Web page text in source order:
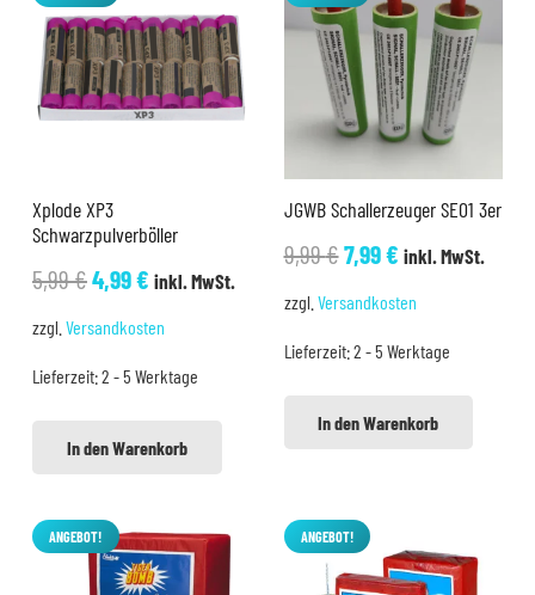
Xplode XP3
Schwarzpulverböller
5,99€Ursprünglicher
5,99 €
4,99€Aktueller
4,99 €.
inkl. MwSt.
zzgl. Versandkosten
Lieferzeit:2 - 5 Werktage
In den Warenkorb
JGWB Schallerzeuger SE01 3er
9,99€Ursprünglicher
9,99 €
7,99€Aktueller
7,99 €.
inkl. MwSt.
zzgl. Versandkosten
Lieferzeit:2 - 5 Werktage
In den Warenkorb
ANGEBOT! ANGEBOT!